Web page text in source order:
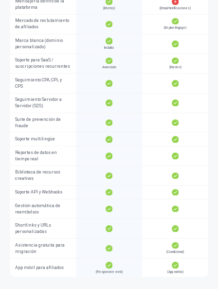
Mensajería dentro de la
plataforma
(Interno) (Email/Notificaciones)
Mercado de reclutamiento
de afiliados
(En plan Engage)
Marca blanca (dominio
personalizado)
Incluido
Soporte para SaaS /
suscripciones recurrentes
Avanzado (Básico)
Seguimiento CPA, CPL y
CPS
Seguimiento Servidor a
Servidor (S2S)
Suite de prevención de
fraude
Soporte multilingüe
Reportes de datos en
tiempo real
Biblioteca de recursos
creativos
Soporte API y Webhooks
Gestión automática de
reembolsos
Shortlinks y URLs
personalizadas
Asistencia gratuita para
migración
(Condicional)
App móvil para afiliados
(Responsive web) (App nativa)